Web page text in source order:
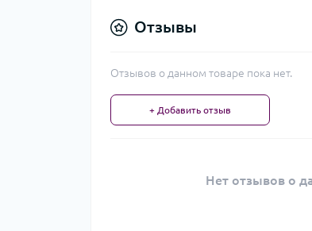
Отзывы
Отзывов о данном товаре пока нет.
+ Добавить отзыв
Нет отзывов о